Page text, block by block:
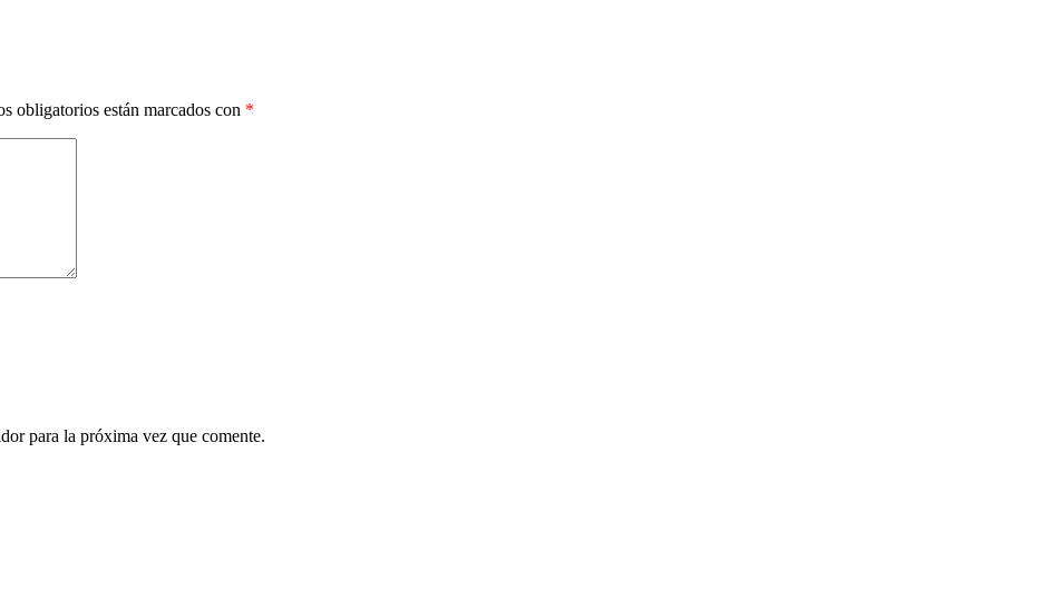
obligatorios están marcados con *
para la próxima vez que comente.